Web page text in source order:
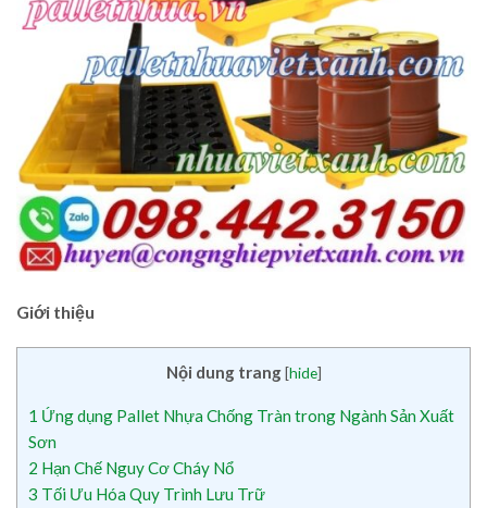
Giới thiệu
Nội dung trang [hide]
1 Ứng dụng Pallet Nhựa Chống Tràn trong Ngành Sản Xuất
Sơn
2 Hạn Chế Nguy Cơ Cháy Nổ
3 Tối Ưu Hóa Quy Trình Lưu Trữ